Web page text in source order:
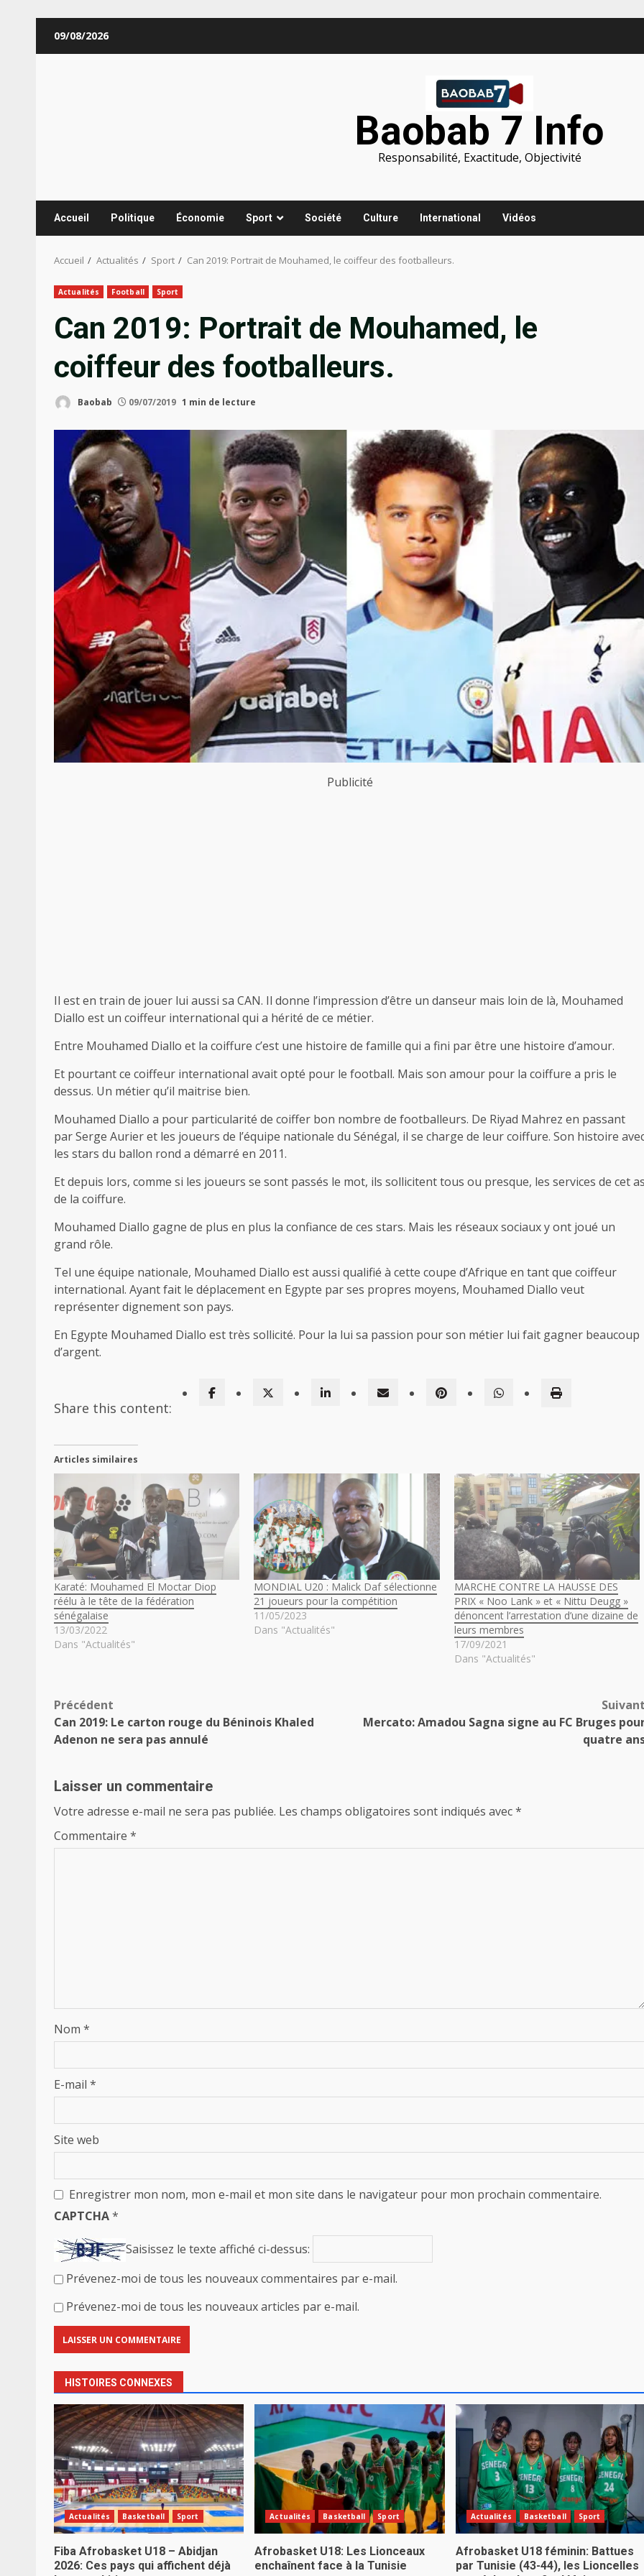
09/08/2026
Baobab 7 Info
Responsabilité, Exactitude, Objectivité
Accueil Politique Économie Sport Société Culture International Vidéos
Accueil Actualités Sport Can 2019: Portrait de Mouhamed, le coiffeur des footballeurs.
Actualités Football Sport
Can 2019: Portrait de Mouhamed, le
coiffeur des footballeurs.
Baobab 09/07/2019 1 min de lecture
Publicité
Il est en train de jouer lui aussi sa CAN. Il donne l’impression d’être un danseur mais loin de là, Mouhamed
Diallo est un coiffeur international qui a hérité de ce métier.
Entre Mouhamed Diallo et la coiffure c’est une histoire de famille qui a fini par être une histoire d’amour.
Et pourtant ce coiffeur international avait opté pour le football. Mais son amour pour la coiffure a pris le
dessus. Un métier qu’il maitrise bien.
Mouhamed Diallo a pour particularité de coiffer bon nombre de footballeurs. De Riyad Mahrez en passant
par Serge Aurier et les joueurs de l’équipe nationale du Sénégal, il se charge de leur coiffure. Son histoire
les stars du ballon rond a démarré en 2011.
Et depuis lors, comme si les joueurs se sont passés le mot, ils sollicitent tous ou presque, les services de cet as
de la coiffure.
Mouhamed Diallo gagne de plus en plus la confiance de ces stars. Mais les réseaux sociaux y ont joué un
grand rôle.
Tel une équipe nationale, Mouhamed Diallo est aussi qualifié à cette coupe d’Afrique en tant que coiffeur
international. Ayant fait le déplacement en Egypte par ses propres moyens, Mouhamed Diallo veut
représenter dignement son pays.
En Egypte Mouhamed Diallo est très sollicité. Pour la lui sa passion pour son métier lui fait gagner beaucoup
d’argent.
Share this content:
Articles similaires
Karaté: Mouhamed El Moctar Diop
réélu à le tête de la fédération
sénégalaise
13/03/2022
Dans "Actualités"
MONDIAL U20 : Malick Daf sélectionne
21 joueurs pour la compétition
11/05/2023
Dans "Actualités"
MARCHE CONTRE LA HAUSSE DES
PRIX « Noo Lank » et « Nittu Deugg »
dénoncent l’arrestation d’une dizaine de
leurs membres
17/09/2021
Dans "Actualités"
Navigation
d’article
Précédent
Can 2019: Le carton rouge du Béninois Khaled
Adenon ne sera pas annulé
Suivant
Mercato: Amadou Sagna signe au FC Bruges
quatre
Laisser un commentaire
Votre adresse e-mail ne sera pas publiée. Les champs obligatoires sont indiqués avec*
Commentaire *
Nom *
E-mail *
Site web
Enregistrer mon nom, mon e-mail et mon site dans le navigateur pour mon prochain commentaire.
CAPTCHA*
Saisissez le texte affiché ci-dessus:
Prévenez-moi de tous les nouveaux commentaires par e-mail.
Prévenez-moi de tous les nouveaux articles par e-mail.
HISTOIRES CONNEXES
Actualités Basketball Sport
Fiba Afrobasket U18 – Abidjan
2026: Ces pays qui affichent déjà
Actualités Basketball Sport
Afrobasket U18: Les Lionceaux
enchaînent face à la Tunisie
Actualités Basketball Sport
Afrobasket U18 féminin: Battues
par Tunisie (43-44), les Lioncelles